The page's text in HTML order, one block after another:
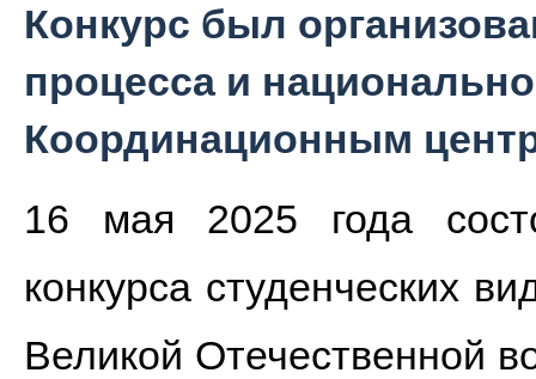
Конкурс был
процесса и
Координационным
16 мая 2025 года
конкурса студенческих
Великой Отечественной